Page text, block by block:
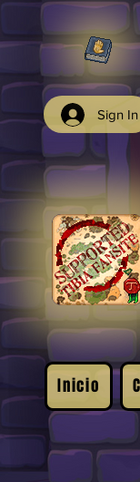
Sign In
Inicio